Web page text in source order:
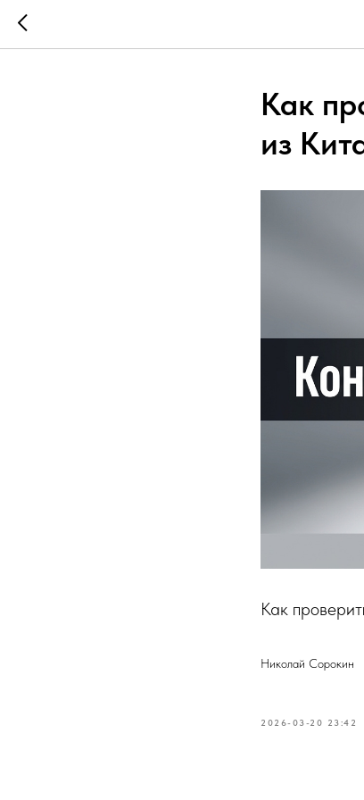
Как
из
Как
Николай Сорокин
2026-03-20 23:42